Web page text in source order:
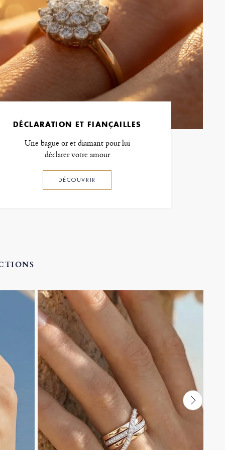
DÉCLARATION ET FIANÇAILLES
Une bague or et diamant pour lui
déclarer votre amour
DÉCOUVRIR